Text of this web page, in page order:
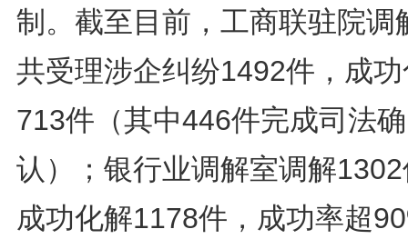
制。截至目前，工商联驻院调
共受理涉企纠纷1492件，成
713件（其中446件完成司法确
认）；银行业调解室调解
成功化解1178件，成功率超